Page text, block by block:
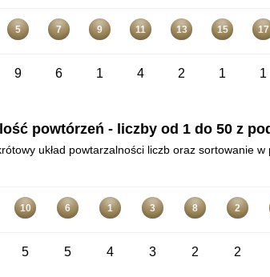
5 7 9 11 13 15 17
9 6 1 4 2 1 1
powtórzeń - liczby od 1 do 50 z
układ powtarzalności liczb oraz sortowanie
10 6 1 3 8 2
5 5 4 3 2 2